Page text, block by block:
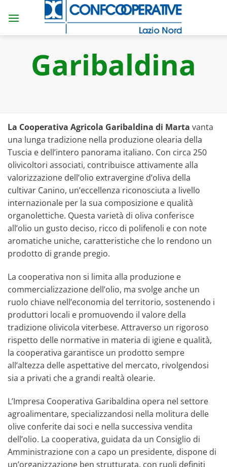
Garibaldina
La Cooperativa Agricola Garibaldina di Marta vanta
una lunga tradizione nella produzione olearia della
Tuscia e dell’intero panorama italiano. Con circa 250
olivicoltori associati, contribuisce attivamente alla
valorizzazione dell’olio extravergine d’oliva della
cultivar Canino, un’eccellenza riconosciuta a livello
internazionale per la sua composizione e qualità
organolettiche. Questa varietà di oliva conferisce
all’olio un gusto deciso, ricco di polifenoli e con note
aromatiche uniche, caratteristiche che lo rendono un
prodotto di grande pregio.
La cooperativa non si limita alla produzione e
commercializzazione dell’olio, ma svolge anche un
ruolo chiave nell’economia del territorio, sostenendo i
produttori locali e promuovendo il valore della
tradizione olivicola viterbese. Attraverso un rigoroso
rispetto delle normative in materia di igiene e qualità,
la cooperativa garantisce un prodotto sempre
all’altezza delle aspettative del mercato, rivolgendosi
sia a privati che a grandi realtà olearie.
L’Impresa Cooperativa Garibaldina opera nel settore
agroalimentare, specializzandosi nella molitura delle
olive conferite dai soci e nella successiva vendita
dell’olio. La cooperativa, guidata da un Consiglio di
Amministrazione con a capo un presidente, dispone di
un’organizzazione ben strutturata, con ruoli definiti